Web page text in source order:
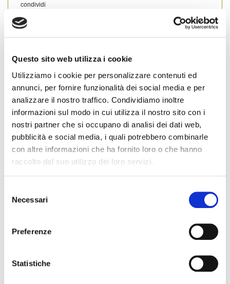
Questo sito web utilizza i cookie
Utilizziamo i cookie per personalizzare contenuti ed
annunci, per fornire funzionalità dei social media e per
analizzare il nostro traffico. Condividiamo inoltre
informazioni sul modo in cui utilizza il nostro sito con i
nostri partner che si occupano di analisi dei dati web,
pubblicità e social media, i quali potrebbero combinarle
con altre informazioni che ha fornito loro o che hanno
raccolto dal suo utilizzo dei loro servizi.
Necessari
Preferenze
Statistiche
condividi
Cognome Associato
Nome Associato